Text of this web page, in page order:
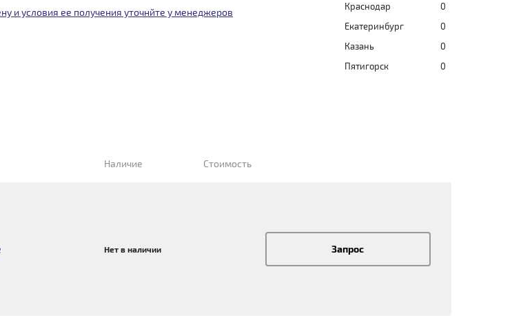
и условия ее получения уточнйте у менеджеров
Краснодар
0
Екатеринбург
0
Казань
0
Пятигорск
0
Наличие Стоимость
Нет в наличии Запрос